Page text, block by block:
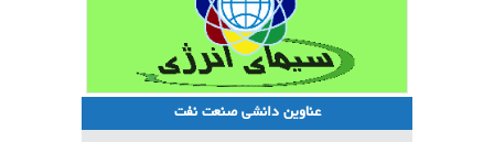
عناوین دانشی صنعت نفت